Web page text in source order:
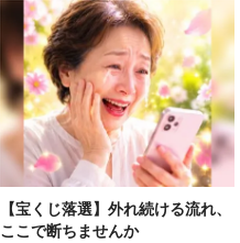
【宝くじ落選】外れ続ける流れ、
ここで断ちませんか